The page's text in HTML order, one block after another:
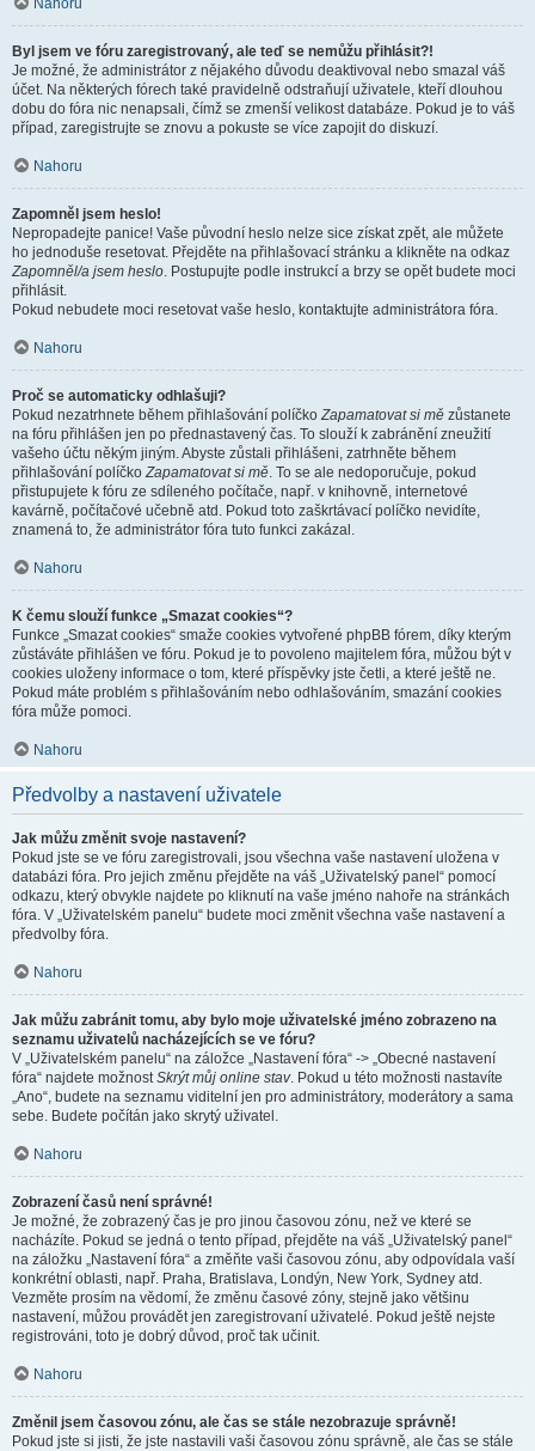
Nahoru
Byl jsem ve fóru zaregistrovaný, ale teď se nemůžu přihlásit?!
Je možné, že administrátor z nějakého důvodu deaktivoval nebo smazal váš
účet. Na některých fórech také pravidelně odstraňují uživatele, kteří dlouhou
dobu do fóra nic nenapsali, čímž se zmenší velikost databáze. Pokud je to váš
případ, zaregistrujte se znovu a pokuste se více zapojit do diskuzí.
Nahoru
Zapomněl jsem heslo!
Nepropadejte panice! Vaše původní heslo nelze sice získat zpět, ale můžete
ho jednoduše resetovat. Přejděte na přihlašovací stránku a klikněte na odkaz
Zapomněl/a jsem heslo. Postupujte podle instrukcí a brzy se opět budete moci
přihlásit.
Pokud nebudete moci resetovat vaše heslo, kontaktujte administrátora fóra.
Nahoru
Proč se automaticky odhlašuji?
Pokud nezatrhnete během přihlašování políčkoZapamatovat si mě zůstanete
na fóru přihlášen jen po přednastavený čas. To slouží k zabránění zneužití
vašeho účtu někým jiným. Abyste zůstali přihlášeni, zatrhněte během
přihlašování políčkoZapamatovat si mě. To se ale nedoporučuje, pokud
přistupujete k fóru ze sdíleného počítače, např. v knihovně, internetové
kavárně, počítačové učebně atd. Pokud toto zaškrtávací políčko nevidíte,
znamená to, že administrátor fóra tuto funkci zakázal.
Nahoru
K čemu slouží funkce „Smazat cookies“?
Funkce „Smazat cookies“ smaže cookies vytvořené phpBB fórem, díky kterým
zůstáváte přihlášen ve fóru. Pokud je to povoleno majitelem fóra, můžou být v
cookies uloženy informace o tom, které příspěvky jste četli, a které ještě ne.
Pokud máte problém s přihlašováním nebo odhlašováním, smazání cookies
fóra může pomoci.
Nahoru
Předvolby a nastavení uživatele
Jak můžu změnit svoje nastavení?
Pokud jste se ve fóru zaregistrovali, jsou všechna vaše nastavení uložena v
databázi fóra. Pro jejich změnu přejděte na váš „Uživatelský panel“ pomocí
odkazu, který obvykle najdete po kliknutí na vaše jméno nahoře na stránkách
fóra. V „Uživatelském panelu“ budete moci změnit všechna vaše nastavení a
předvolby fóra.
Nahoru
Jak můžu zabránit tomu, aby bylo moje uživatelské jméno zobrazeno na
seznamu uživatelů nacházejících se ve fóru?
V „Uživatelském panelu“ na záložce „Nastavení fóra“ -> „Obecné nastavení
fóra“ najdete možnostSkrýt můj online stav. Pokud u této možnosti nastavíte
„Ano“, budete na seznamu viditelní jen pro administrátory, moderátory a sama
sebe. Budete počítán jako skrytý uživatel.
Nahoru
Zobrazení časů není správné!
Je možné, že zobrazený čas je pro jinou časovou zónu, než ve které se
nacházíte. Pokud se jedná o tento případ, přejděte na váš „Uživatelský panel“
na záložku „Nastavení fóra“ a změňte vaši časovou zónu, aby odpovídala vaší
konkrétní oblasti, např. Praha, Bratislava, Londýn, New York, Sydney atd.
Vezměte prosím na vědomí, že změnu časové zóny, stejně jako většinu
nastavení, můžou provádět jen zaregistrovaní uživatelé. Pokud ještě nejste
registrováni, toto je dobrý důvod, proč tak učinit.
Nahoru
Změnil jsem časovou zónu, ale čas se stále nezobrazuje správně!
Pokud jste si jisti, že jste nastavili vaši časovou zónu správně, ale čas se stále